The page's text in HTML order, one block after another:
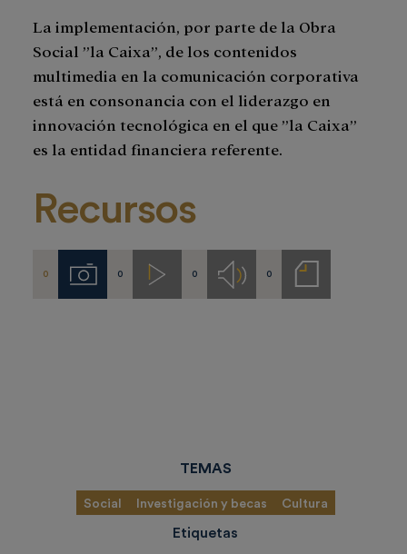
La implementación, por parte de la Obra
Social ”la Caixa”, de los contenidos
multimedia en la comunicación corporativa
está en consonancia con el liderazgo en
innovación tecnológica en el que ”la Caixa”
es la entidad financiera referente.
Recursos
0 Imágenes
0 Videos
0 Audios
0
Notas
de
TEMAS
Social Investigación y becas Cultura
Etiquetas